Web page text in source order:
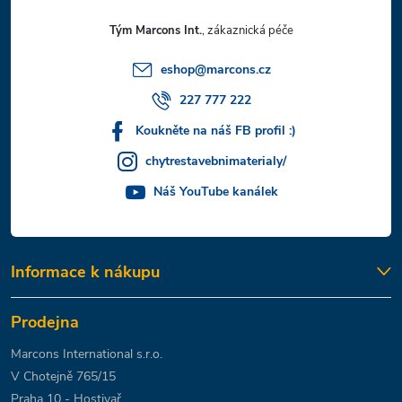
Tým Marcons Int.
eshop@marcons.cz
227 777 222
Koukněte na náš FB profil :)
chytrestavebnimaterialy/
Náš YouTube kanálek
Informace k nákupu
Prodejna
Marcons International s.r.o.
V Chotejně 765/15